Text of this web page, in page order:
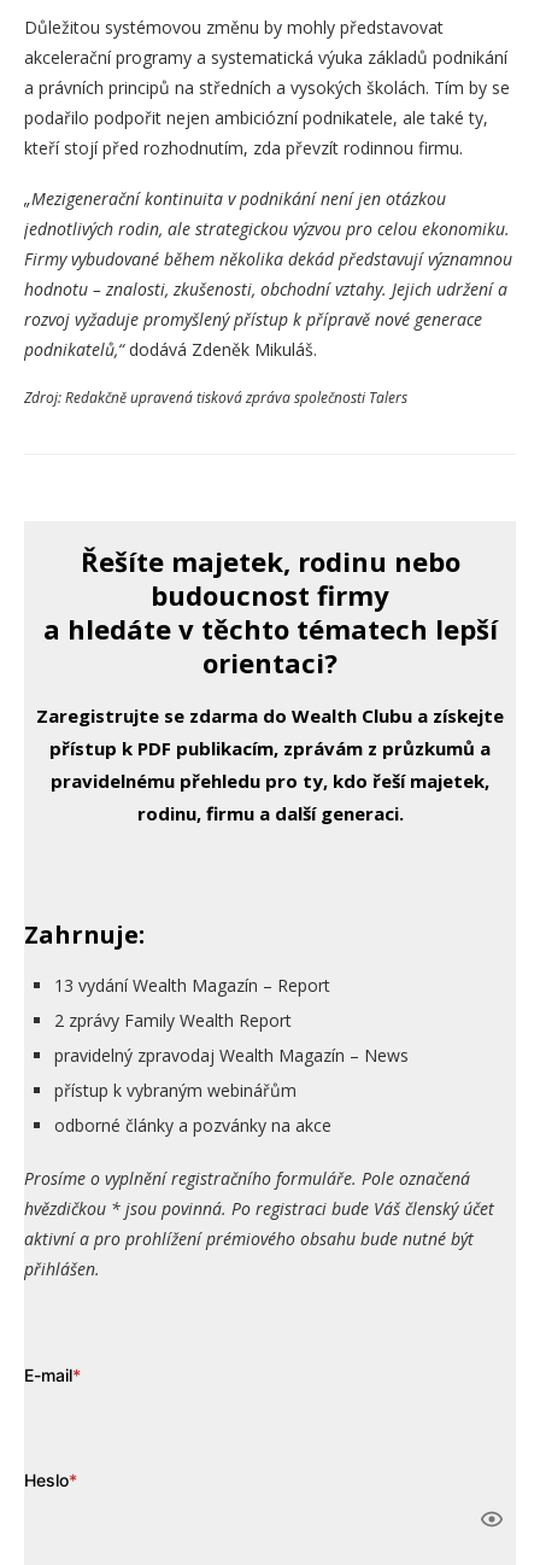
Důležitou systémovou změnu by mohly představovat
akcelerační programy a systematická výuka základů podnikání
a právních principů na středních a vysokých školách. Tím by se
podařilo podpořit nejen ambiciózní podnikatele, ale také ty,
kteří stojí před rozhodnutím, zda převzít rodinnou firmu.
„Mezigenerační kontinuita v podnikání není jen otázkou
jednotlivých rodin, ale strategickou výzvou pro celou ekonomiku.
Firmy vybudované během několika dekád představují významnou
hodnotu – znalosti, zkušenosti, obchodní vztahy. Jejich udržení a
rozvoj vyžaduje promyšlený přístup k přípravě nové generace
podnikatelů,“dodává Zdeněk Mikuláš.
Zdroj: Redakčně upravená tisková zpráva společnosti Talers
Řešíte majetek, rodinu nebo
budoucnost firmy
a hledáte v těchto tématech lepší
orientaci?
Zaregistrujte se zdarma do Wealth Clubu a získejte
přístup k PDF publikacím, zprávám z průzkumů a
pravidelnému přehledu pro ty, kdo řeší majetek,
rodinu, firmu a další generaci.
Zahrnuje:
13 vydání Wealth Magazín – Report
2 zprávy Family Wealth Report
pravidelný zpravodaj Wealth Magazín – News
přístup k vybraným webinářům
odborné články a pozvánky na akce
Prosíme o vyplnění registračního formuláře. Pole označená
hvězdičkou * jsou povinná. Po registraci bude Váš členský účet
aktivní a pro prohlížení prémiového obsahu bude nutné být
přihlášen.
E-mail*
Heslo*